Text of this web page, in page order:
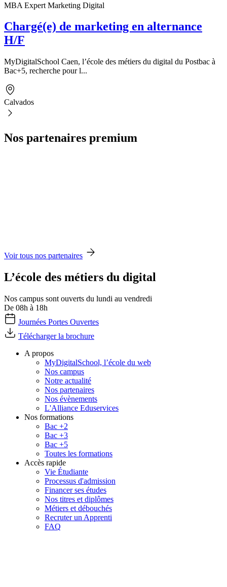
MBA Expert Marketing Digital
Chargé(e) de marketing en alternance
H/F
MyDigitalSchool Caen, l’école des métiers du digital du Postbac à
Bac+5, recherche pour l...
Calvados
Nos partenaires premium
Voir tous nos partenaires
L’école des métiers du digital
Nos campus sont ouverts du lundi au vendredi
De 08h à 18h
Journées Portes Ouvertes
Télécharger la brochure
A propos
MyDigitalSchool, l’école du web
Nos campus
Notre actualité
Nos partenaires
Nos évènements
L'Alliance Eduservices
Nos formations
Bac +2
Bac +3
Bac +5
Toutes les formations
Accès rapide
Vie Étudiante
Processus d'admission
Financer ses études
Nos titres et diplômes
Métiers et débouchés
Recruter un Apprenti
FAQ